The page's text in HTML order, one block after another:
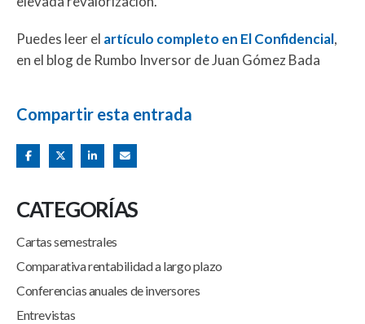
Puedes leer el artículo completo en El Confidencial,
en el blog de Rumbo Inversor de Juan Gómez Bada
Compartir esta entrada
CATEGORÍAS
Cartas semestrales
Comparativa rentabilidad a largo plazo
Conferencias anuales de inversores
Entrevistas